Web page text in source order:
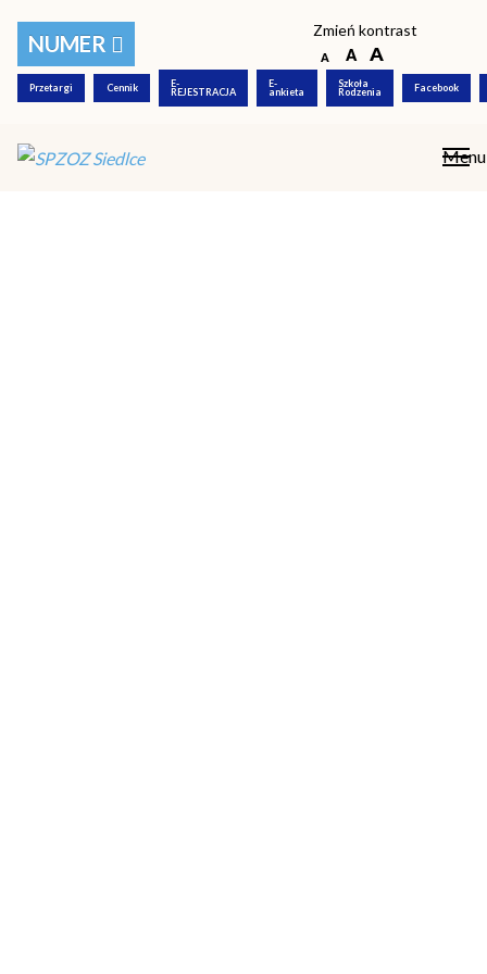
NUMER Zmień kontrast
Przetargi Cennik E-
REJESTRACJA
E-
ankieta
Szkoła
Rodzenia Facebook
Menu
© COPYRIGHT 2018-2026 SPZOZ Siedlce | Created by